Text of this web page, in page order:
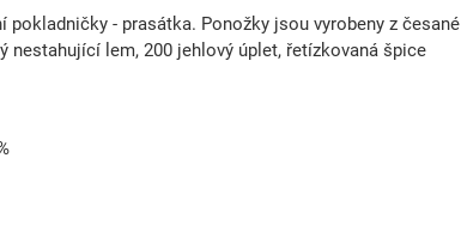
- prasátka. Ponožky jsou vyrobeny z česané
nestahující lem, 200 jehlový úplet, řetízkovaná špice